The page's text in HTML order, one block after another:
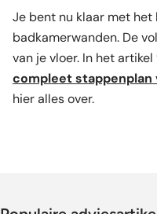
Je bent nu klaar met het
badkamerwanden. De
van je vloer. In het artikel
compleet
hier alles over.